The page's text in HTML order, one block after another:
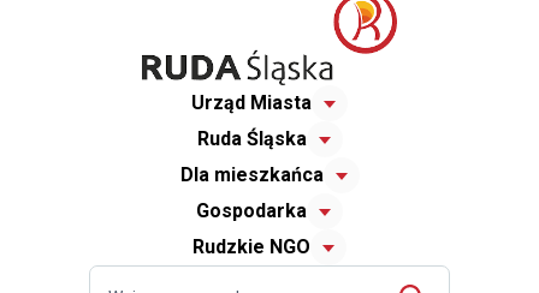
Urząd Miasta
Ruda Śląska
Dla mieszkańca
Gospodarka
Rudzkie NGO